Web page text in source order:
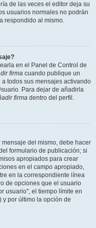
de las veces el editor deja su
usuarios normales no podrán
respondido al mismo.
en el Panel de Control de
firma cuando publique un
todos sus mensajes activando
Para dejar de añadirla
firma dentro del perfil.
del mismo, debe hacer
formulario de publicación; si
apropiados para crear
en el campo apropiado,
en la correspondiente línea
de opciones que el usuario
usuario", el tiempo límite en
y por último la opción de